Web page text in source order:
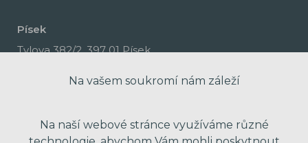
Písek
Tylova 382/2, 397 01 Písek
Na vašem soukromí nám záleží
Na naší webové stránce využíváme různé